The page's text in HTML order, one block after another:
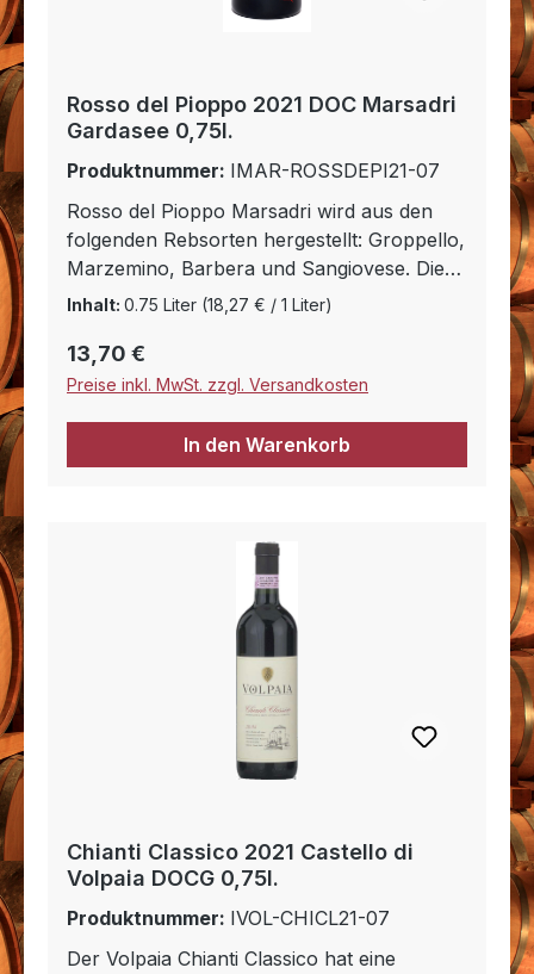
anschließend filtriert. So erhalten wir einen
so eine Wiedergärung auslöst, die die
beiden Identitäten (Wein und Sirup)
vermischt. Die Fermentation wird bei etwa
14 % Alkoholgehalt angehalten, mit einem
zuckerhaltigen Rückstand, der Anmut
verspricht
Rosso del Pioppo 2021 DOC Marsadri
Gardasee 0,75l.
Produktnummer: IMAR-ROSSDEPI21-07
Rosso del Pioppo Marsadri wird aus den
folgenden Rebsorten hergestellt: Groppello,
Marzemino, Barbera und Sangiovese. Die
Trauben werden ähnlich dem Amarone erst
gekeltert. Der Geschmack ist Gehaltvoll,
weich und ungemein ausgelichen. Er hat
sehr stark an Waldbeeren. Er begleitet vor
allem Fleischgerichte vom Wild, typische
Inhalt: 0.75 Liter (18,27 € / 1 Liter)
Regulärer Preis:
13,70 €
Preise inkl. MwSt. zzgl. Versandkosten
In den Warenkorb
Chianti Classico 2021 Castello di
Volpaia DOCG 0,75l.
Produktnummer: IVOL-CHICL21-07
Der Volpaia Chianti Classico hat eine